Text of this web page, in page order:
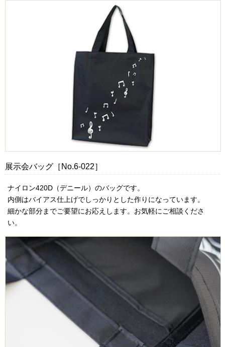
展示会バッグ［No.6-022］
ナイロン420D（デニール）のバッグです。
内側はバイアス仕上げでしっかりとした作りになっています。
細かな部分までご要望にお応えします。お気軽にご相談くださ
い。